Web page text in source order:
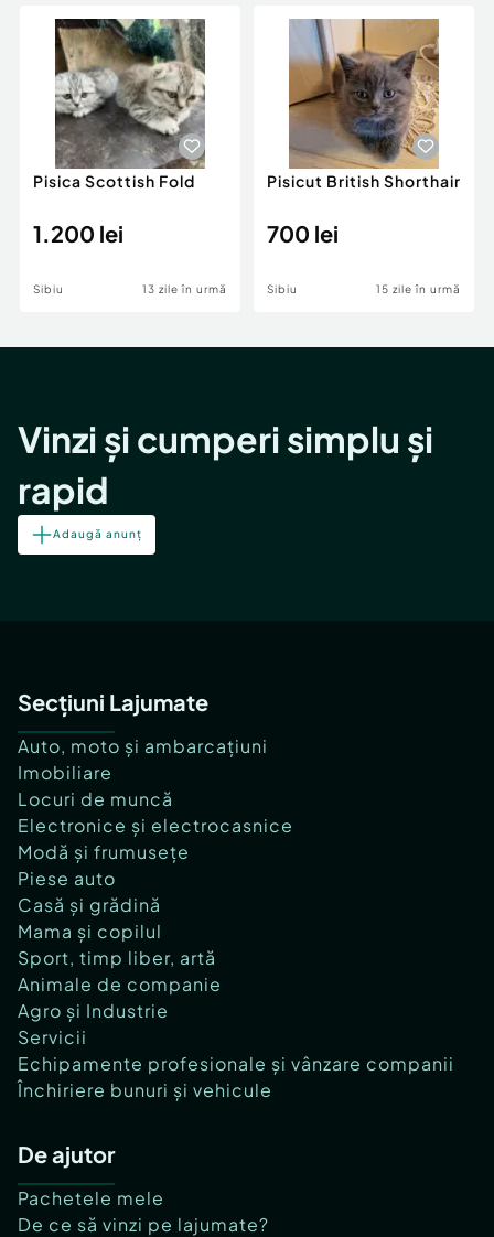
Servicii
Animale de companie
Afaceri și echipamente profesionale
Inchiriere Bunuri si Vehicule
Utilaje agricole si industriale
Piese auto si accesorii
Dacia Duster
Pisica Scottish Fold
1.200 lei
Sibiu 13 zile în urmă
Pisicut British Shorthair
700 lei
Sibiu 15 zile în urmă
Vinzi și cumperi simplu și
rapid
Adaugă anunț
Secțiuni Lajumate
Auto, moto și ambarcațiuni
Imobiliare
Locuri de muncă
Electronice și electrocasnice
Modă și frumusețe
Piese auto
Casă și grădină
Mama și copilul
Sport, timp liber, artă
Animale de companie
Agro și Industrie
Servicii
Echipamente profesionale și vânzare companii
Închiriere bunuri și vehicule
De ajutor
Pachetele mele
De ce să vinzi pe lajumate?